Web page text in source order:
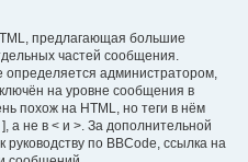
предлагающая большие
частей сообщения.
определяется администратором,
на уровне сообщения в
похож на HTML, но теги в нём
а не в < и >. За дополнительной
по BBCode, ссылка на